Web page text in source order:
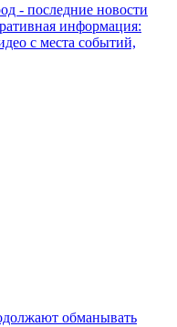
- последние новости
информация:
с места событий,
обманывать